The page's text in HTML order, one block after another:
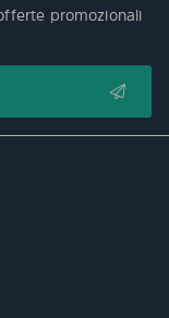
promozionali